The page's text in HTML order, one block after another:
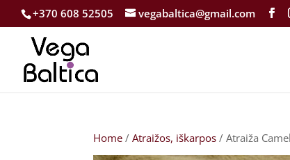
+370 608 52505 vegabaltica@gmail.com
Home /Atraižos, iškarpos / Atraiža